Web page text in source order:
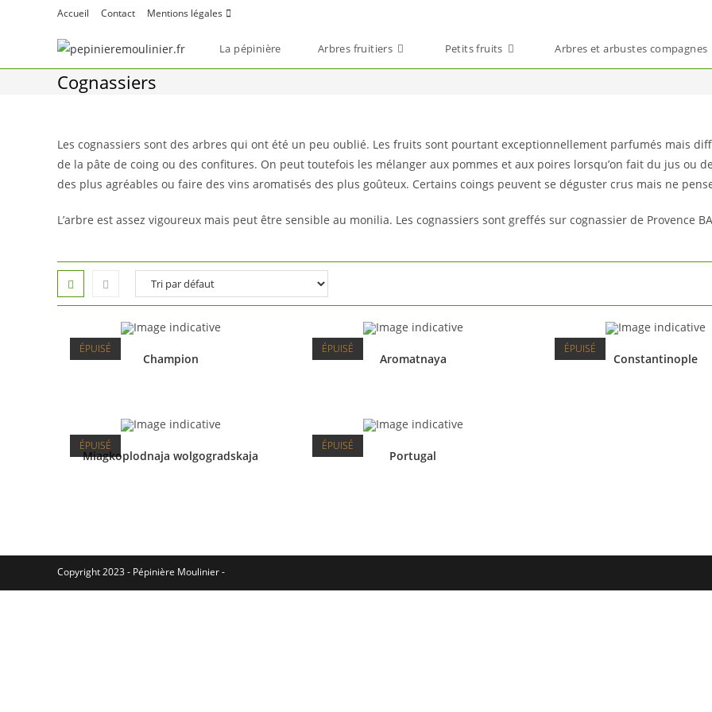
Accueil Contact Mentions légales
La pépinière Arbres fruitiers Petits fruits Arbres et arbustes compagnes
Cognassiers
Les cognassiers sont des arbres qui ont été un peu oublié. Les fruits sont pourtant exceptionnellement parfumés mais
de la pâte de coing ou des confitures. On peut toutefois les mélanger aux pommes et aux poires lorsqu’on fait du jus ou
des plus agréables ou faire des vins aromatisés des plus goûteux. Certains coings peuvent se déguster crus mais ne
L’arbre est assez vigoureux mais peut être sensible au monilia. Les cognassiers sont greffés sur cognassier de Provence
ÉPUISÉ
Champion
ÉPUISÉ
Aromatnaya
ÉPUISÉ
Constantinople
ÉPUISÉ
Miagkoplodnaja wolgogradskaja
ÉPUISÉ
Portugal
Copyright 2023 - Pépinière Moulinier -